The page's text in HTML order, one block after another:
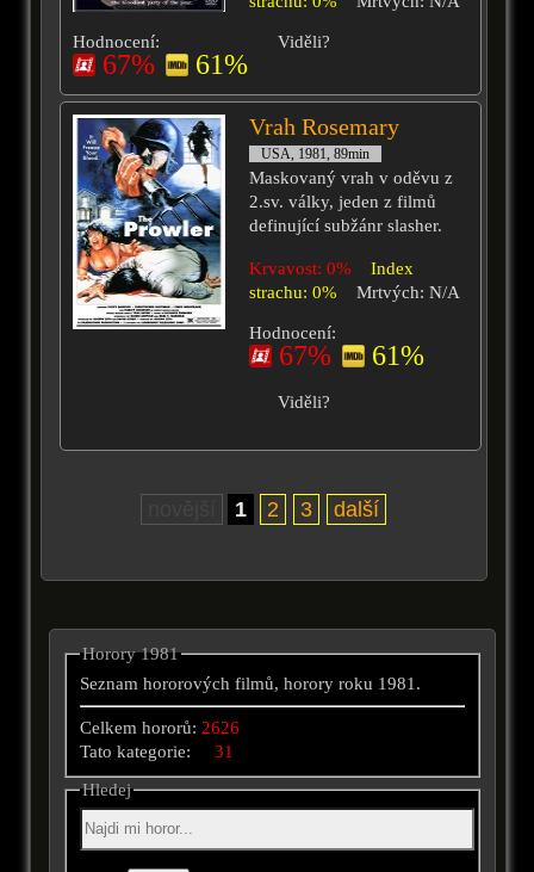
Hodnocení:
67% 61%
Viděli?
Vrah Rosemary
USA, 1981, 89min
Maskovaný vrah v oděvu z
2.sv. války, jeden z filmů
definující subžánr slasher.
Krvavost: 0%
Index
strachu: 0%
Mrtvých: N/A
Hodnocení:
67% 61%
Viděli?
1 2 3 další
Horory 1981
Seznam hororových filmů, horory roku 1981.
Celkem hororů:2626
Tato kategorie:31
Hledej